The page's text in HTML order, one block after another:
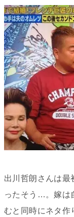
出川哲朗さんは最
ったそう…。嫁は
むと同時にネタ作